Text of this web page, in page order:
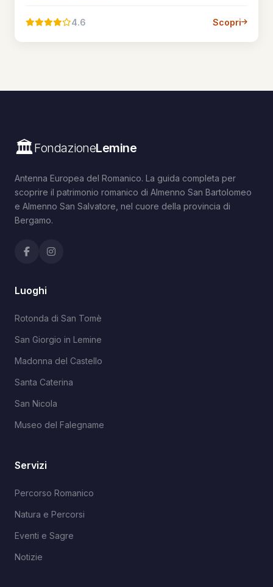
4.6 Scopri
🏛️FondazioneLemine
Antenna Europea del Romanico. La guida completa per
scoprire il patrimonio romanico di Almenno San Bartolomeo
e Almenno San Salvatore, nel cuore della provincia di
Bergamo.
Luoghi
Rotonda di San Tomè
San Giorgio in Lemine
Madonna del Castello
Santa Caterina
San Nicola
Museo del Falegname
Servizi
Percorso Romanico
Natura e Percorsi
Eventi e Sagre
Notizie